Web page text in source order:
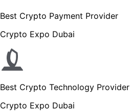
Best Crypto Payment Provider
Crypto Expo Dubai
Best Crypto Technology Provider
Crypto Expo Dubai